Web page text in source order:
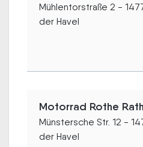
Mühlentorstraße 2 -
der Havel
Motorrad Rothe
Münstersche Str. 12 -
der Havel